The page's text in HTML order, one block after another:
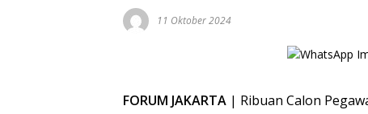
11 Oktober 2024
FORUM JAKARTA | Ribuan Calon